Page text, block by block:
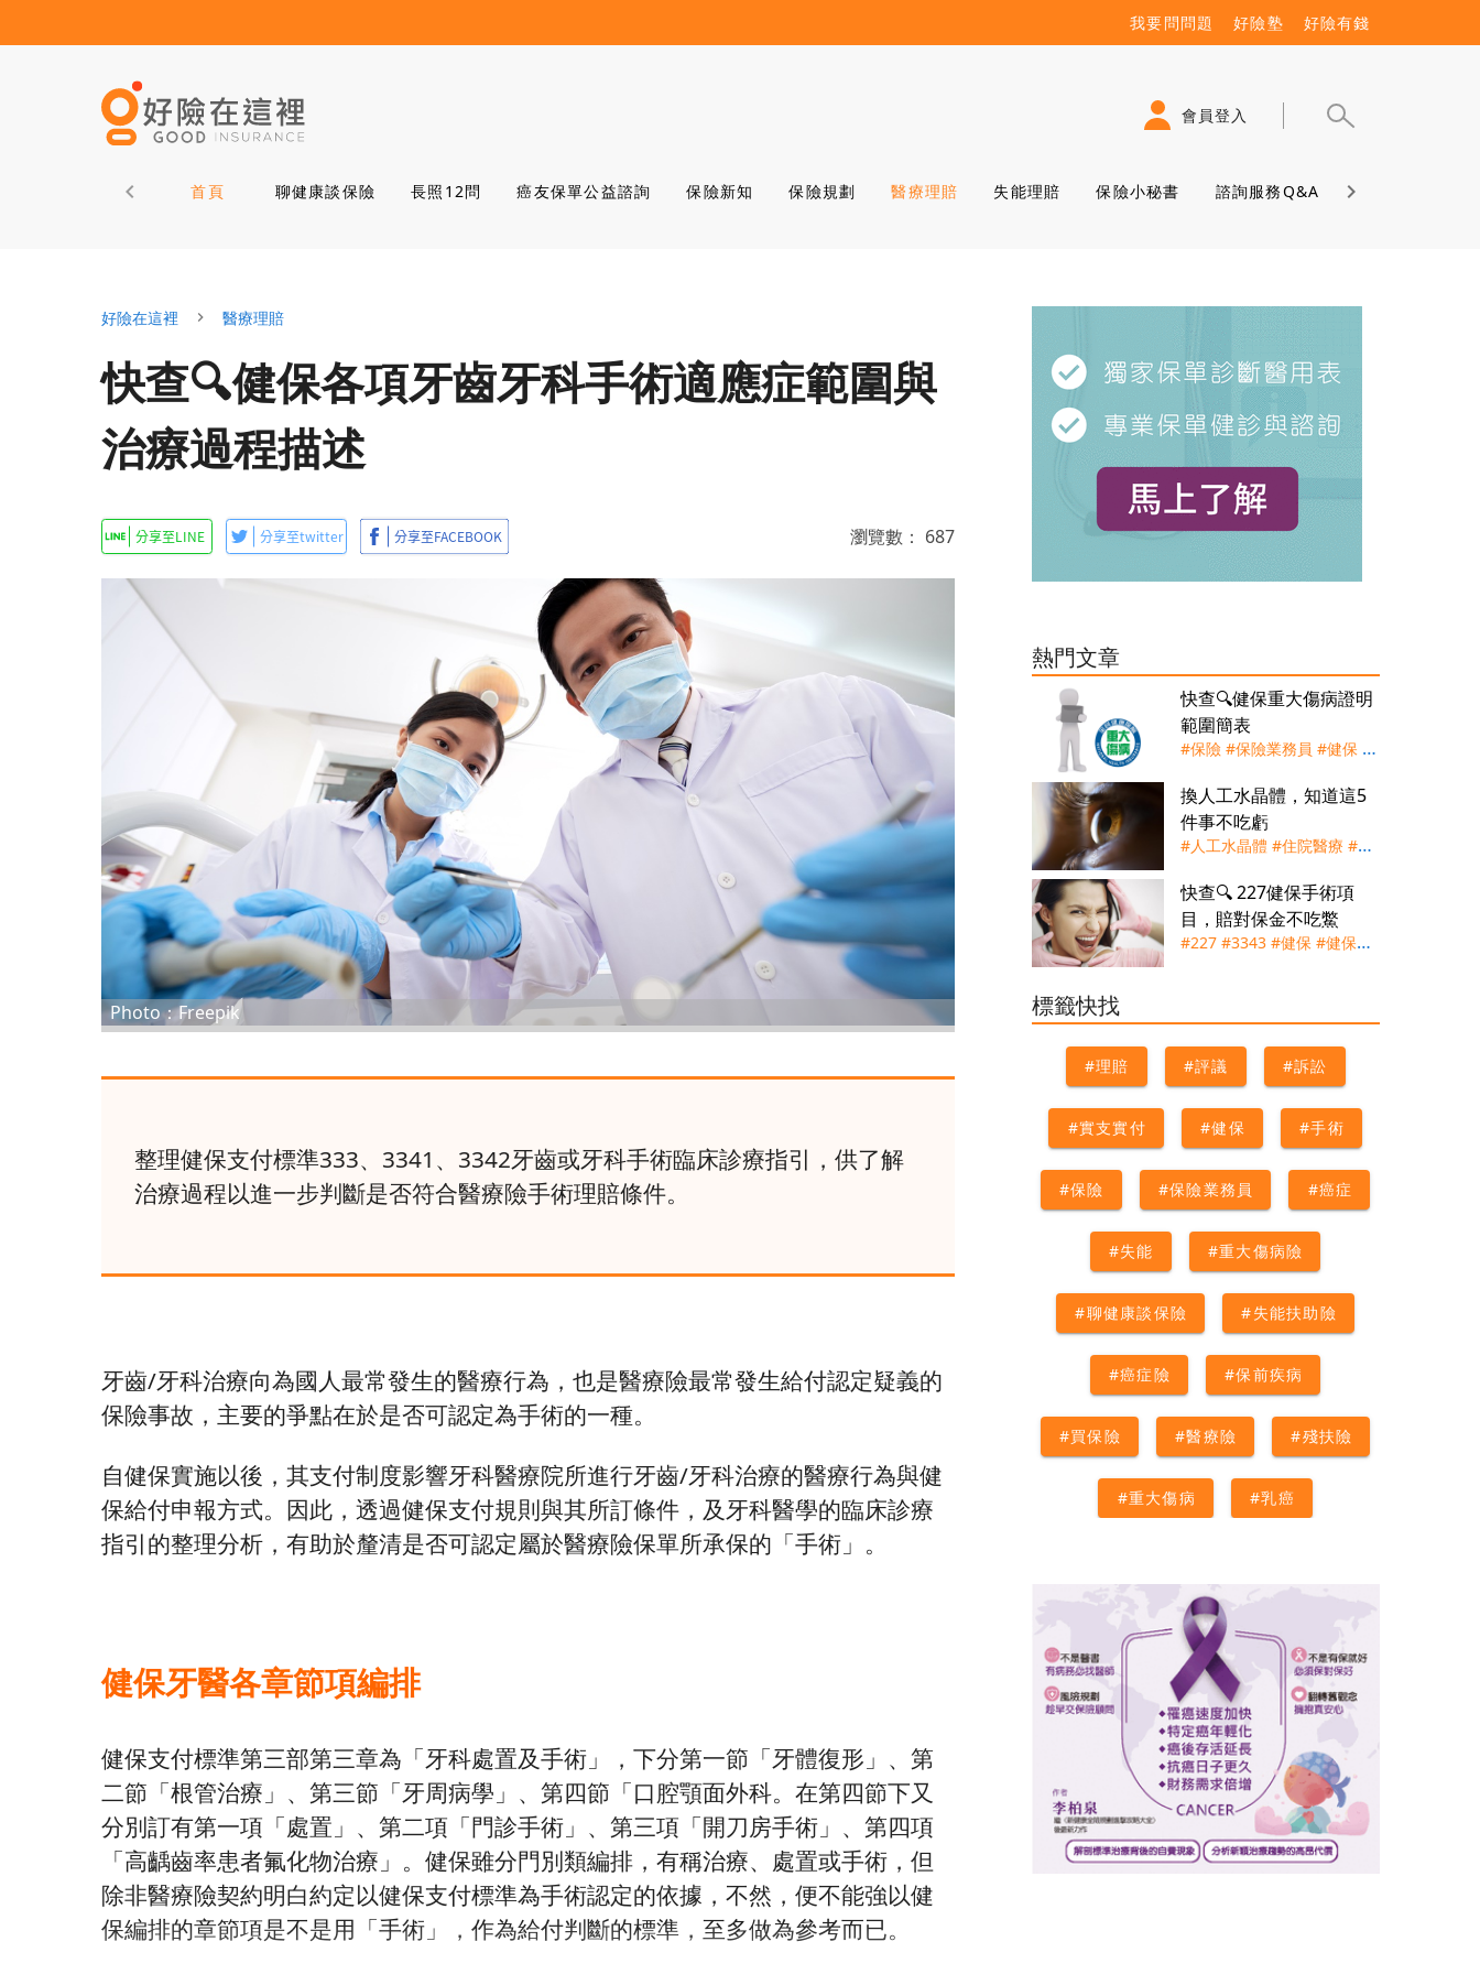
我要問問題 好險塾 好險有錢
會員登入
首頁 聊健康談保險 長照12問 癌友保單公益諮詢 保險新知 保險規劃 醫療理賠 失能理賠 保險小秘書 諮詢服務Q&A 保險學堂
好險在這裡 醫療理賠
快查🔍健保各項牙齒牙科手術適應症範圍與
治療過程描述
瀏覽數： 687
Photo：Freepik
整理健保支付標準333、3341、3342牙齒或牙科手術臨床診療指引，供了解
治療過程以進一步判斷是否符合醫療險手術理賠條件。
牙齒/牙科治療向為國人最常發生的醫療行為，也是醫療險最常發生給付認定疑義的
保險事故，主要的爭點在於是否可認定為手術的一種。
自健保實施以後，其支付制度影響牙科醫療院所進行牙齒/牙科治療的醫療行為與健
保給付申報方式。因此，透過健保支付規則與其所訂條件，及牙科醫學的臨床診療
指引的整理分析，有助於釐清是否可認定屬於醫療險保單所承保的「手術」。
健保牙醫各章節項編排
健保支付標準第三部第三章為「牙科處置及手術」，下分第一節「牙體復形」、第
二節「根管治療」、第三節「牙周病學」、第四節「口腔顎面外科。在第四節下又
分別訂有第一項「處置」、第二項「門診手術」、第三項「開刀房手術」、第四項
「高齲齒率患者氟化物治療」。健保雖分門別類編排，有稱治療、處置或手術，但
除非醫療險契約明白約定以健保支付標準為手術認定的依據，不然，便不能強以健
保編排的章節項是不是用「手術」，作為給付判斷的標準，至多做為參考而已。
熱門文章
快查🔍健保重大傷病證明
範圍簡表
#保險 #保險業務員 #健保 #
換人工水晶體，知道這5
件事不吃虧
#人工水晶體 #住院醫療 #健
#白內障#自付差額
快查🔍 227健保手術項
目，賠對保金不吃鱉
#227 #3343 #健保 #健保快
標籤快找
#理賠 #評議 #訴訟
#實支實付 #健保 #手術
#保險 #保險業務員 #癌症
#失能 #重大傷病險
#聊健康談保險 #失能扶助險
#癌症險 #保前疾病
#買保險 #醫療險 #殘扶險
#重大傷病 #乳癌